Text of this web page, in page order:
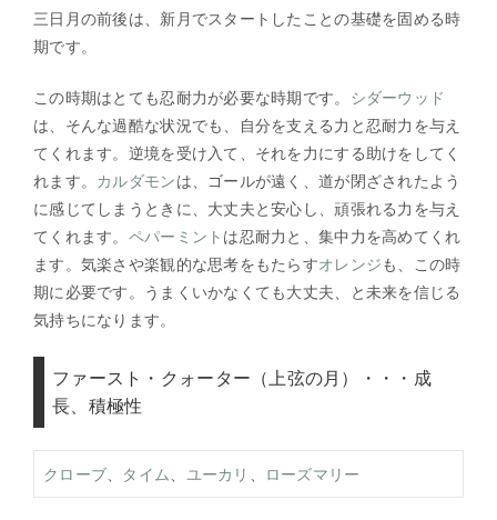
三日月の前後は、新月でスタートしたことの基礎を固める時
期です。
この時期はとても忍耐力が必要な時期です。 シダーウッド
は、そんな過酷な状況でも、自分を支える力と忍耐力を与え
てくれます。逆境を受け入て、それを力にする助けをしてく
れます。
カルダモンは、ゴールが遠く、道が閉ざされたよう
に感じてしまうときに、大丈夫と安心し、頑張れる力を与え
てくれます。 ペパーミント は忍耐力と、集中力を高めてくれ
ます。気楽さや楽観的な思考をもたらすオレンジも、この時
期に必要です。うまくいかなくても大丈夫、と未来を信じる
気持ちになります。
ファースト・クォーター（上弦の月）・・・成
長、積極性
クローブ タイム ユーカリ ローズマリー